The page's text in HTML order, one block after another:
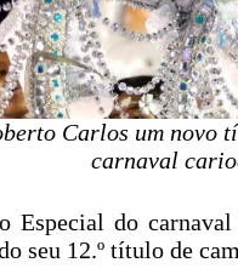
Carlos um novo
carnaval
do
seu 12.º título de